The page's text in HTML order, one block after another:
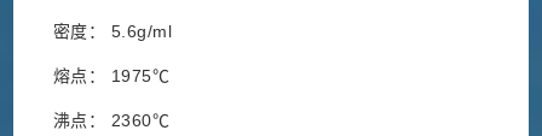
密度： 5.6g/ml
熔点： 1975℃
沸点： 2360℃